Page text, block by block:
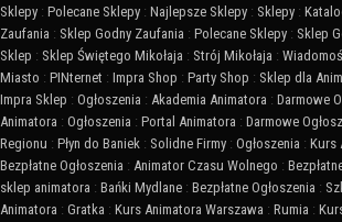
Sklepy : Polecane Sklepy : Najlepsze Sklepy : Sklepy :
Zaufania : Sklep Godny Zaufania : Polecane Sklepy : Sklep
Sklep : Sklep Świętego Mikołaja : Strój Mikołaja :
Miasto : PINternet : Impra Shop : Party Shop : Sklep dla
Impra Sklep : Ogłoszenia : Akademia Animatora : Darmowe
Animatora : Ogłoszenia : Portal Animatora : Darmowe
Regionu : Płyn do Baniek : Solidne Firmy : Ogłoszenia : Kurs
Bezpłatne Ogłoszenia : Animator Czasu Wolnego :
sklep animatora : Bańki Mydlane : Bezpłatne Ogłoszenia :
Animatora : Gratka : Kurs Animatora Warszawa : Rumia :